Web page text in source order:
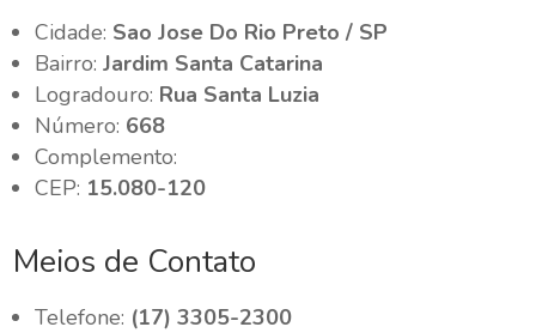
Cidade: Sao Jose Do Rio Preto / SP
Bairro:Jardim Santa Catarina
Logradouro: Rua Santa Luzia
Número: 668
Complemento:
CEP: 15.080-120
Meios de Contato
Telefone: (17) 3305-2300